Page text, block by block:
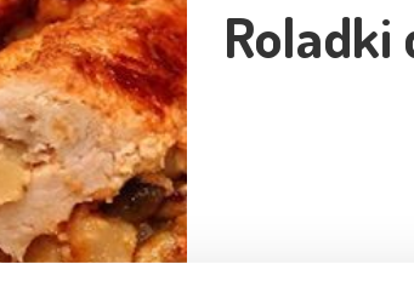
Roladki